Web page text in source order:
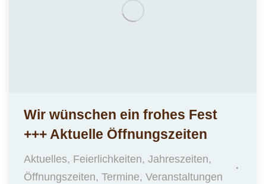
Wir wünschen ein frohes Fest
+++ Aktuelle Öffnungszeiten
Aktuelles, Feierlichkeiten, Jahreszeiten,
Öffnungszeiten, Termine, Veranstaltungen